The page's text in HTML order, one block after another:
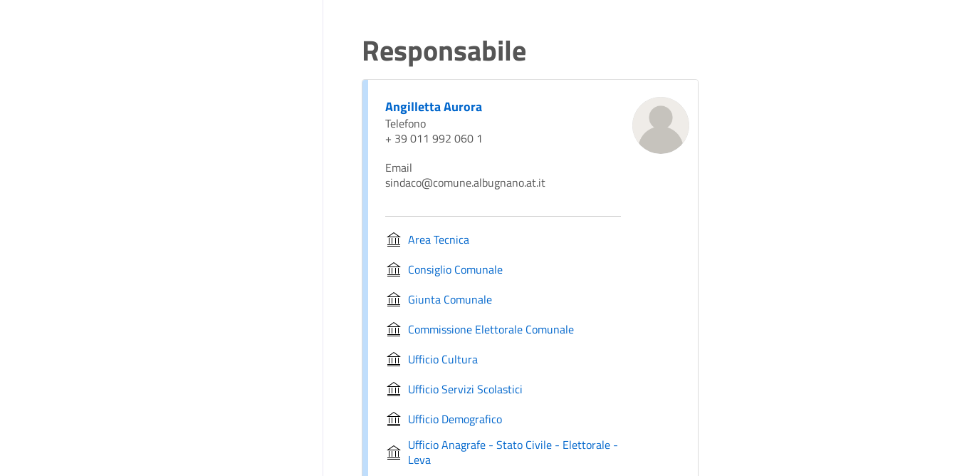
Responsabile
Angilletta Aurora
Telefono
+ 39 011 992 060 1
Email
sindaco@comune.albugnano.at.it
Area Tecnica
Consiglio Comunale
Giunta Comunale
Commissione Elettorale Comunale
Ufficio Cultura
Ufficio Servizi Scolastici
Ufficio Demografico
Ufficio Anagrafe - Stato Civile - Elettorale -
Leva